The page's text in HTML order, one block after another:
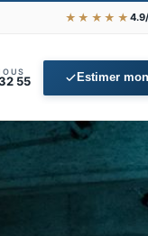
★★★★★
55 Estimer